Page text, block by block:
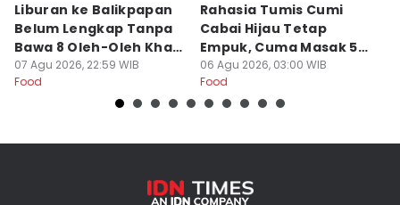
Liburan ke Balikpapan
Belum Lengkap Tanpa
Bawa 8 Oleh-Oleh Khas
Ini
07 Agu 2026, 22:59 WIB
Food
Rahasia Tumis Cumi
Cabai Hijau Tetap
Empuk, Cuma Masak 5
Menit!
06 Agu 2026, 03:00 WIB
Food